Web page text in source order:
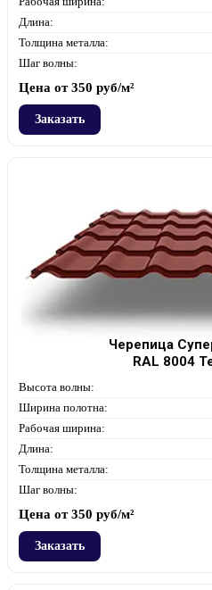
Длина:
Толщина металла:
Шаг волны:
Цена от350 руб/м²
Заказать
Черепица
RAL 8004
Высота волны:
Ширина полотна:
Рабочая ширина:
Длина:
Толщина металла:
Шаг волны:
Цена от350 руб/м²
Заказать